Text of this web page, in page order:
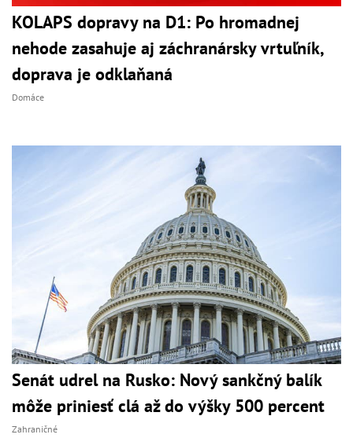
KOLAPS dopravy na D1: Po hromadnej
nehode zasahuje aj záchranársky vrtuľník,
doprava je odklaňaná
Domáce
Senát udrel na Rusko: Nový sankčný balík
môže priniesť clá až do výšky 500 percent
Zahraničné